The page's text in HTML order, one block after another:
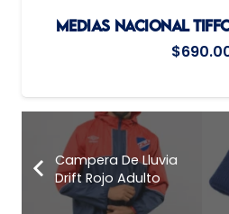
MEDIAS NACIONAL
$
Campera De Lluvia
Drift Rojo Adulto